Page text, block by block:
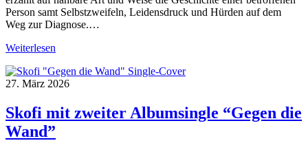
Person samt Selbstzweifeln, Leidensdruck und Hürden auf dem
Weg zur Diagnose.…
Weiterlesen
27. März 2026
Skofi mit zweiter Albumsingle “Gegen die
Wand”